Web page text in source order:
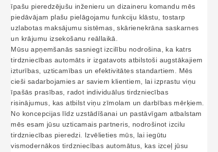
īpašu pieredzējušu inženieru un dizaineru komandu mēs
piedāvājam plašu pielāgojamu funkciju klāstu, tostarp
uzlabotas maksājumu sistēmas, skārienekrāna saskarnes
un krājumu izsekošanu reāllaikā.
Mūsu apņemšanās sasniegt izcilību nodrošina, ka katrs
tirdzniecības automāts ir izgatavots atbilstoši augstākajiem
izturības, uzticamības un efektivitātes standartiem. Mēs
cieši sadarbojamies ar saviem klientiem, lai izprastu viņu
īpašās prasības, radot individuālus tirdzniecības
risinājumus, kas atbilst viņu zīmolam un darbības mērķiem.
No koncepcijas līdz uzstādīšanai un pastāvīgam atbalstam
mēs esam jūsu uzticamais partneris, nodrošinot izcilu
tirdzniecības pieredzi. Izvēlieties mūs, lai iegūtu
vismodernākos tirdzniecības automātus, kas izceļ jūsu